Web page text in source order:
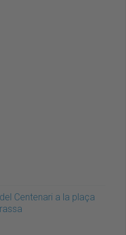
Centenari a la plaça